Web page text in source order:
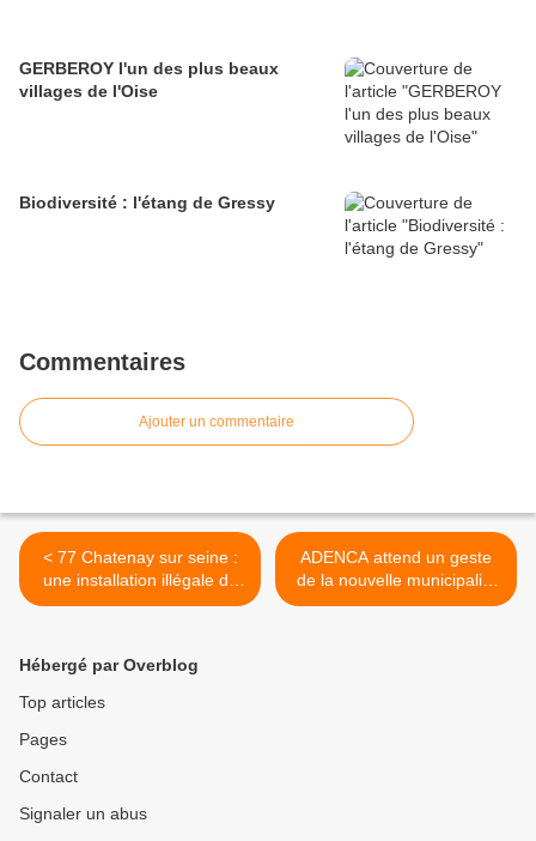
GERBEROY l'un des plus beaux
villages de l'Oise
Biodiversité : l'étang de Gressy
Commentaires
Ajouter un commentaire
< 77 Chatenay sur seine :
une installation illégale de
démantèlement de navires
ADENCA attend un geste
de la nouvelle municipalité
>
Hébergé par Overblog
Top articles
Pages
Contact
Signaler un abus